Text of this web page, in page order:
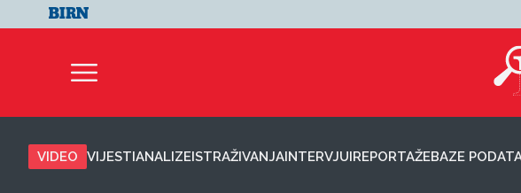
VIDEO VIJESTIANALIZEISTRAŽIVANJAINTERVJUIREPORTAŽEBAZE